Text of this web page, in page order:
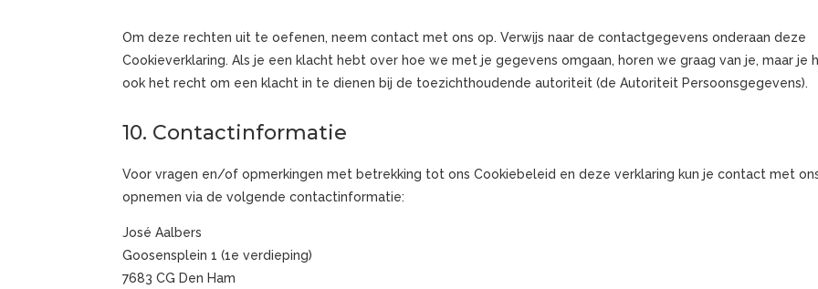
Om deze rechten uit te oefenen, neem contact met ons op. Verwijs naar de contactgegevens onderaan deze
Cookieverklaring. Als je een klacht hebt over hoe we met je gegevens omgaan, horen we graag van je, maar je
ook het recht om een klacht in te dienen bij de toezichthoudende autoriteit (de Autoriteit Persoonsgegevens).
10. Contactinformatie
Voor vragen en/of opmerkingen met betrekking tot ons Cookiebeleid en deze verklaring kun je contact met
opnemen via de volgende contactinformatie:
José Aalbers
Goosensplein 1 (1e verdieping)
7683 CG Den Ham